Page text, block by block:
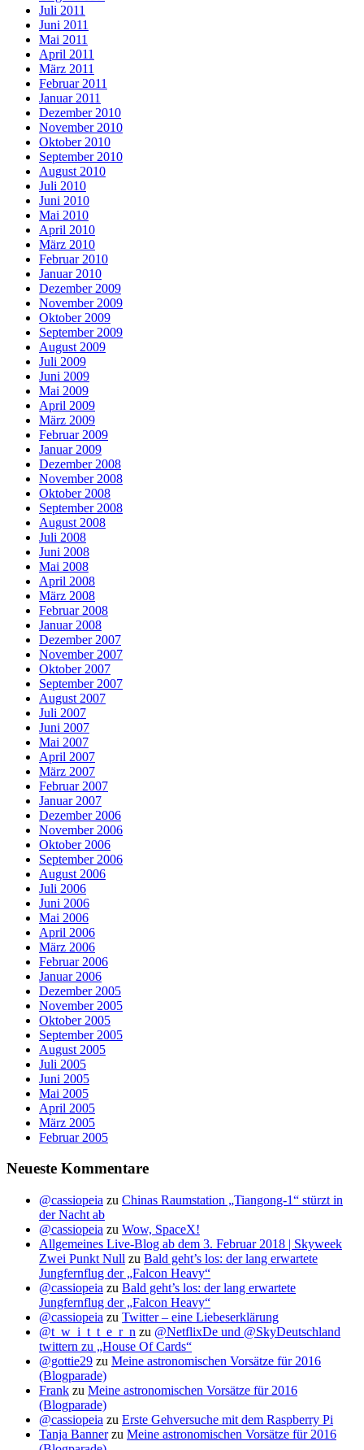
Juli 2011
Juni 2011
Mai 2011
April 2011
März 2011
Februar 2011
Januar 2011
Dezember 2010
November 2010
Oktober 2010
September 2010
August 2010
Juli 2010
Juni 2010
Mai 2010
April 2010
März 2010
Februar 2010
Januar 2010
Dezember 2009
November 2009
Oktober 2009
September 2009
August 2009
Juli 2009
Juni 2009
Mai 2009
April 2009
März 2009
Februar 2009
Januar 2009
Dezember 2008
November 2008
Oktober 2008
September 2008
August 2008
Juli 2008
Juni 2008
Mai 2008
April 2008
März 2008
Februar 2008
Januar 2008
Dezember 2007
November 2007
Oktober 2007
September 2007
August 2007
Juli 2007
Juni 2007
Mai 2007
April 2007
März 2007
Februar 2007
Januar 2007
Dezember 2006
November 2006
Oktober 2006
September 2006
August 2006
Juli 2006
Juni 2006
Mai 2006
April 2006
März 2006
Februar 2006
Januar 2006
Dezember 2005
November 2005
Oktober 2005
September 2005
August 2005
Juli 2005
Juni 2005
Mai 2005
April 2005
März 2005
Februar 2005
Neueste Kommentare
@cassiopeia zu Chinas Raumstation „Tiangong-1“ stürzt in
der Nacht ab
@cassiopeia zu Wow, SpaceX!
Allgemeines Live-Blog ab dem 3. Februar 2018 | Skyweek
Zwei Punkt Null zu Bald geht’s los: der lang erwartete
Jungfernflug der „Falcon Heavy“
@cassiopeia zu Bald geht’s los: der lang erwartete
Jungfernflug der „Falcon Heavy“
@cassiopeia zu Twitter – eine Liebeserklärung
@t_w_i_t_t_e_r_n zu @NetflixDe und @SkyDeutschland
twittern zu „House Of Cards“
@gottie29 zu Meine astronomischen Vorsätze für 2016
(Blogparade)
Frank zu Meine astronomischen Vorsätze für 2016
(Blogparade)
@cassiopeia zu Erste Gehversuche mit dem Raspberry Pi
Tanja Bannerzu Meine astronomischen Vorsätze für 2016